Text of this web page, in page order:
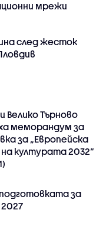
мрежи
след жесток
Велико Търново
меморандум за
за „Европейска
културата 2032“
за